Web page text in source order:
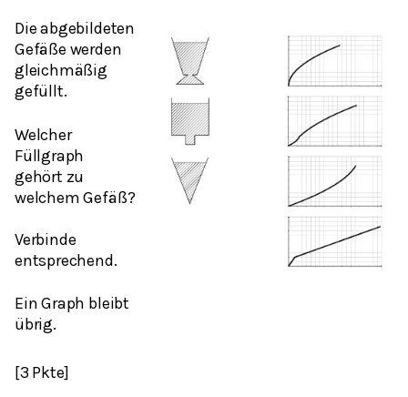
Die abgebildeten
Gefäße werden
gleichmäßig
gefüllt.
Welcher
Füllgraph
gehört zu
welchem Gefäß?
Verbinde
entsprechend.
Ein Graph bleibt
übrig.
[3 Pkte]